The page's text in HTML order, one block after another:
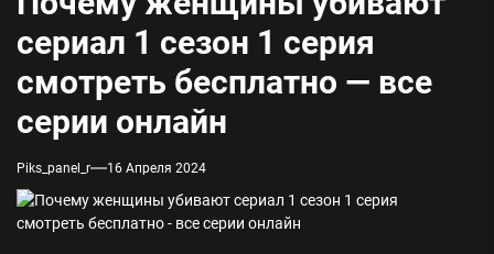
сериал 1 сезон 1 серия
смотреть бесплатно — все
серии онлайн
Piks_panel_r 16 Апреля 2024